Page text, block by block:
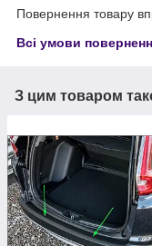
Повернення товару
Всі умови
З цим товаром